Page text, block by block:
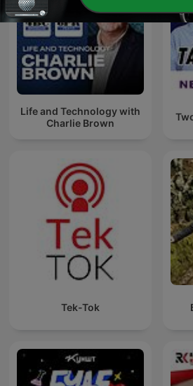
Life and Technology with
Charlie Brown
Tek-Tok